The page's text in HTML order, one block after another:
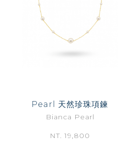
Pearl 天然珍珠項鍊
Bianca Pearl
NT. 19,800